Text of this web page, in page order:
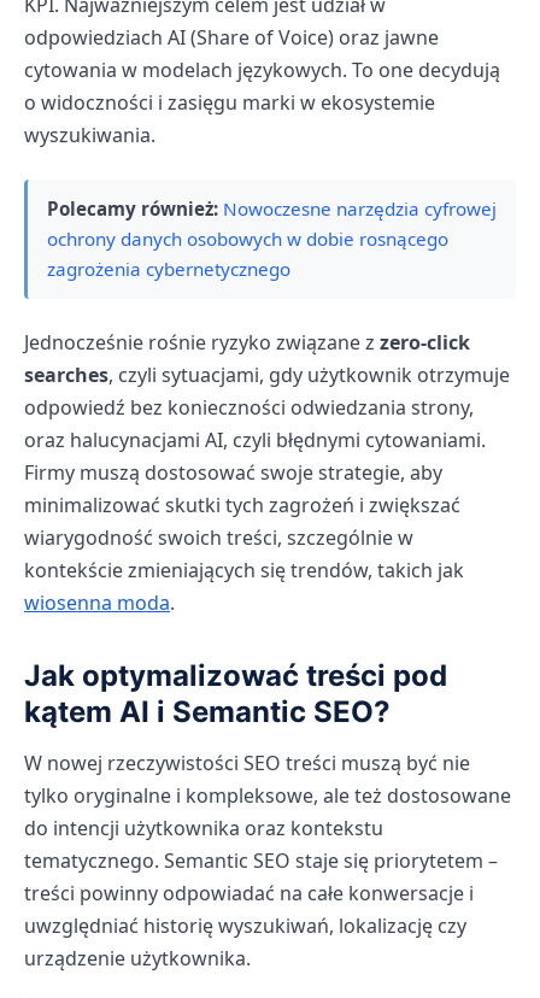
odpowiedziach AI (Share of Voice) oraz jawne
cytowania w modelach językowych. To one decydują
o widoczności i zasięgu marki w ekosystemie
wyszukiwania.
Polecamy również: Nowoczesne narzędzia cyfrowej
ochrony danych osobowych w dobie rosnącego
zagrożenia cybernetycznego
Jednocześnie rośnie ryzyko związane z zero-click
searches, czyli sytuacjami, gdy użytkownik otrzymuje
odpowiedź bez konieczności odwiedzania strony,
oraz halucynacjami AI, czyli błędnymi cytowaniami.
Firmy muszą dostosować swoje strategie, aby
minimalizować skutki tych zagrożeń i zwiększać
wiarygodność swoich treści, szczególnie w
kontekście zmieniających się trendów, takich jak
wiosenna moda.
Jak optymalizować treści pod
kątem AI i Semantic SEO?
W nowej rzeczywistości SEO treści muszą być nie
tylko oryginalne i kompleksowe, ale też dostosowane
do intencji użytkownika oraz kontekstu
tematycznego. Semantic SEO staje się priorytetem –
treści powinny odpowiadać na całe konwersacje i
uwzględniać historię wyszukiwań, lokalizację czy
urządzenie użytkownika.